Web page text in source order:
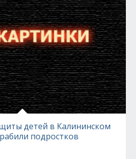
детей в Калининском
подростков